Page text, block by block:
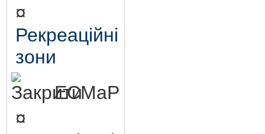
¤
Рекреаційні
зони
ЕСМаР
¤